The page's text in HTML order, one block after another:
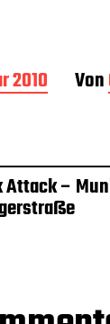
2010 Von
Attack –